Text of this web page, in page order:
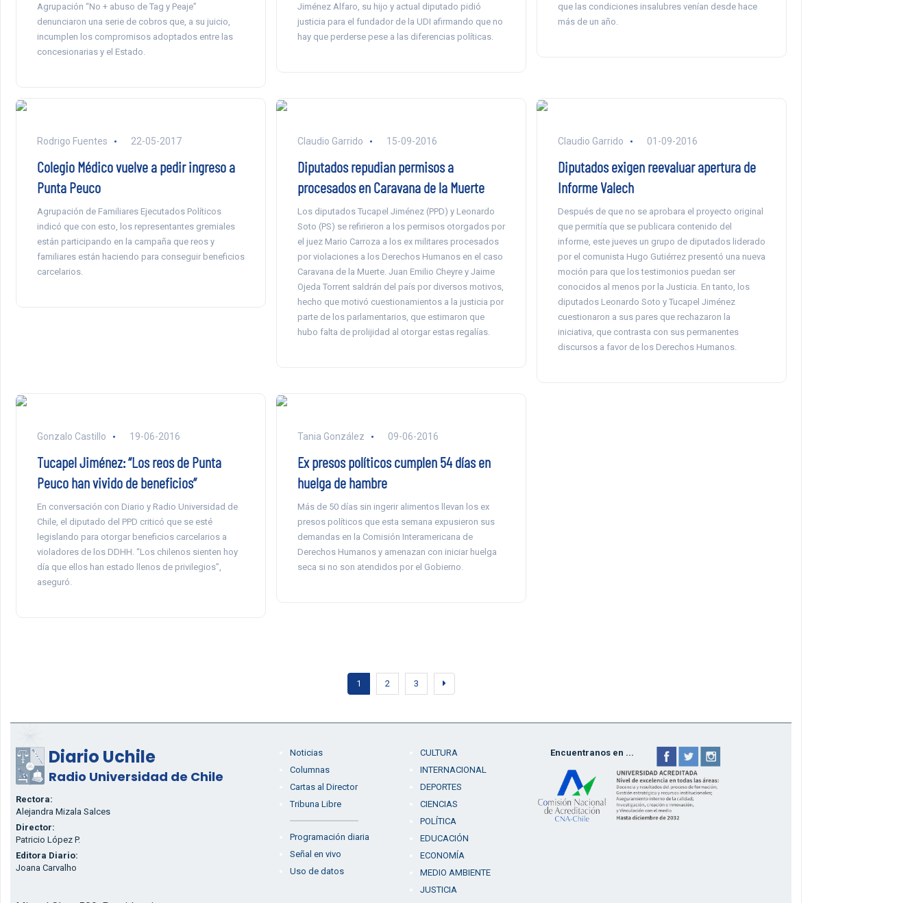
Agrupación “No + abuso de Tag y Peaje”
denunciaron una serie de cobros que, a su juicio,
incumplen los compromisos adoptados entre las
concesionarias y el Estado.
Jiménez Alfaro, su hijo y actual diputado pidió
justicia para el fundador de la UDI afirmando que no
hay que perderse pese a las diferencias políticas.
que las condiciones insalubres venían desde hace
más de un año.
Rodrigo Fuentes 22-05-2017
Colegio Médico vuelve a pedir ingreso a
Punta Peuco
Agrupación de Familiares Ejecutados Políticos
indicó que con esto, los representantes gremiales
están participando en la campaña que reos y
familiares están haciendo para conseguir beneficios
carcelarios.
Claudio Garrido 15-09-2016
Diputados repudian permisos a
procesados en Caravana de la Muerte
Los diputados Tucapel Jiménez (PPD) y Leonardo
Soto (PS) se refirieron a los permisos otorgados por
el juez Mario Carroza a los ex militares procesados
por violaciones a los Derechos Humanos en el caso
Caravana de la Muerte. Juan Emilio Cheyre y Jaime
Ojeda Torrent saldrán del país por diversos motivos,
hecho que motivó cuestionamientos a la justicia por
parte de los parlamentarios, que estimaron que
hubo falta de prolijidad al otorgar estas regalías.
Claudio Garrido 01-09-2016
Diputados exigen reevaluar apertura de
Informe Valech
Después de que no se aprobara el proyecto original
que permitía que se publicara contenido del
informe, este jueves un grupo de diputados liderado
por el comunista Hugo Gutiérrez presentó una nueva
moción para que los testimonios puedan ser
conocidos al menos por la Justicia. En tanto, los
diputados Leonardo Soto y Tucapel Jiménez
cuestionaron a sus pares que rechazaron la
iniciativa, que contrasta con sus permanentes
discursos a favor de los Derechos Humanos.
Gonzalo Castillo 19-06-2016
Tucapel Jiménez: “Los reos de Punta
Peuco han vivido de beneficios”
En conversación con Diario y Radio Universidad de
Chile, el diputado del PPD criticó que se esté
legislando para otorgar beneficios carcelarios a
violadores de los DDHH. “Los chilenos sienten hoy
día que ellos han estado llenos de privilegios”,
aseguró.
Tania González 09-06-2016
Ex presos políticos cumplen 54 días en
huelga de hambre
Más de 50 días sin ingerir alimentos llevan los ex
presos políticos que esta semana expusieron sus
demandas en la Comisión Interamericana de
Derechos Humanos y amenazan con iniciar huelga
seca si no son atendidos por el Gobierno.
1 2 3
Diario Uchile
Radio Universidad de Chile
Rectora:
Alejandra Mizala Salces
Director:
Patricio López P.
Editora Diario:
Joana Carvalho
Noticias
Columnas
Cartas al Director
Tribuna Libre
Programación diaria
Señal en vivo
Uso de datos
CULTURA
INTERNACIONAL
DEPORTES
CIENCIAS
POLÍTICA
EDUCACIÓN
ECONOMÍA
MEDIO AMBIENTE
JUSTICIA
Encuentranos en ...